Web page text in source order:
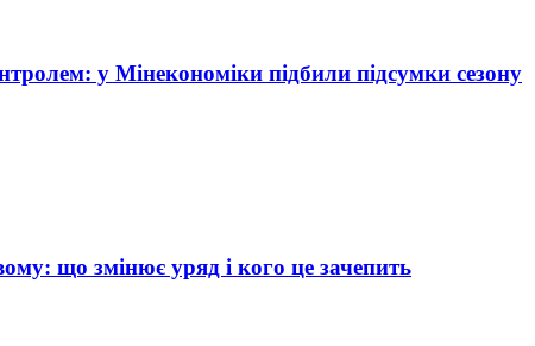
у Мінекономіки підбили підсумки сезону
що змінює уряд і кого це зачепить